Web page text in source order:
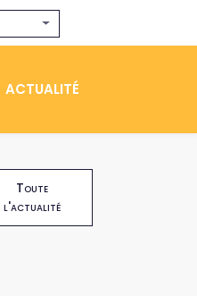
ACTUALITÉ
Toute
l'actualité